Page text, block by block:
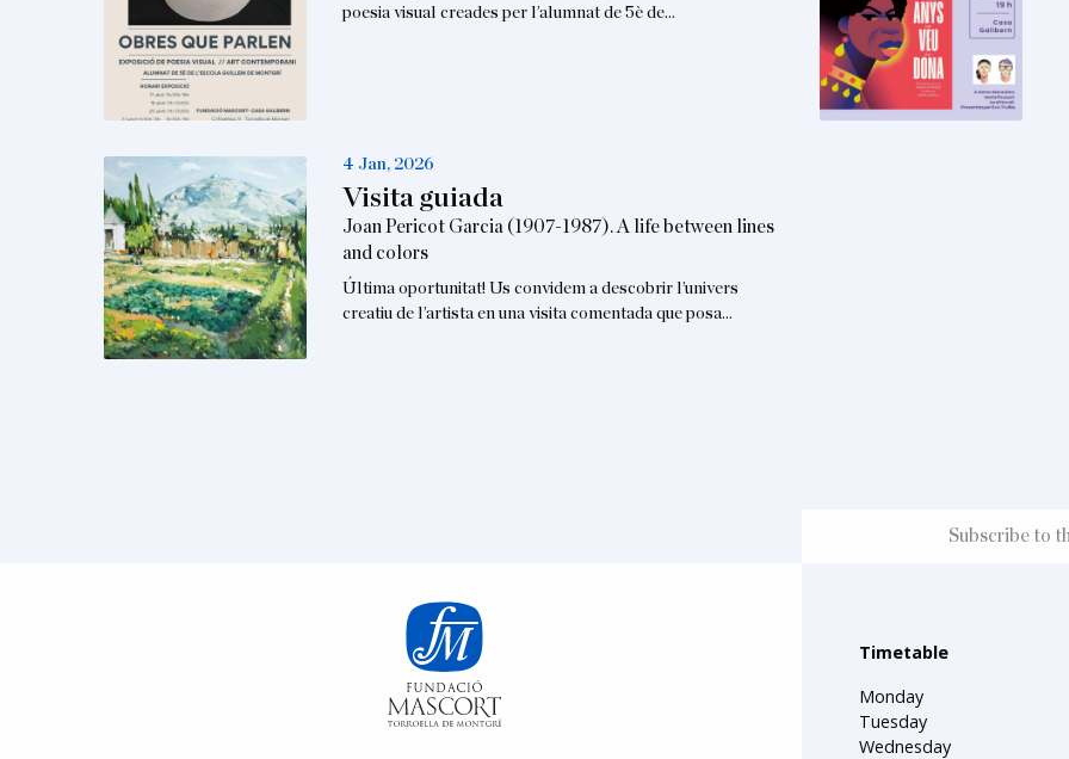
poesia visual creades per l’alumnat de 5è de…
4 Jan, 2026
Visita guiada
Joan Pericot Garcia (1907-1987). A life between lines
and colors
Última oportunitat! Us convidem a descobrir l’univers
creatiu de l’artista en una visita comentada que posa…
Timetable
Monday
Tuesday
Wednesday